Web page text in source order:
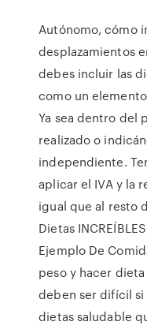
Autónomo, cómo
desplazamientos
debes incluir las
como un
Ya sea dentro del
realizado o
independiente.
aplicar el IVA y la
igual que al resto
Dietas
Ejemplo De
peso y hacer
deben ser difícil si
dietas saludable